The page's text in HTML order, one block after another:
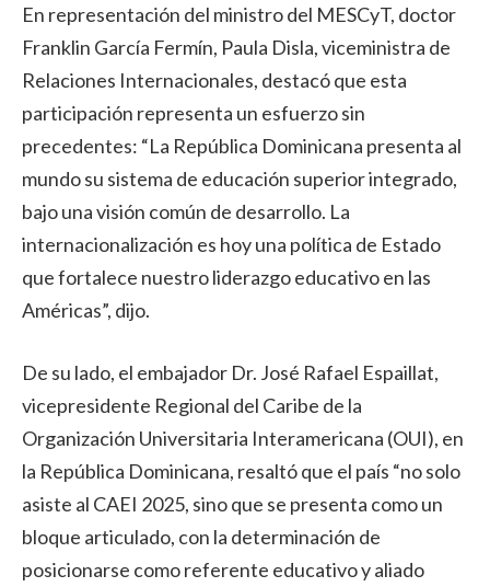
En representación del ministro del MESCyT, doctor
Franklin García Fermín, Paula Disla, viceministra de
Relaciones Internacionales, destacó que esta
participación representa un esfuerzo sin
precedentes: “La República Dominicana presenta al
mundo su sistema de educación superior integrado,
bajo una visión común de desarrollo. La
internacionalización es hoy una política de Estado
que fortalece nuestro liderazgo educativo en las
Américas”, dijo.
De su lado, el embajador Dr. José Rafael Espaillat,
vicepresidente Regional del Caribe de la
Organización Universitaria Interamericana (OUI), en
la República Dominicana, resaltó que el país “no solo
asiste al CAEI 2025, sino que se presenta como un
bloque articulado, con la determinación de
posicionarse como referente educativo y aliado